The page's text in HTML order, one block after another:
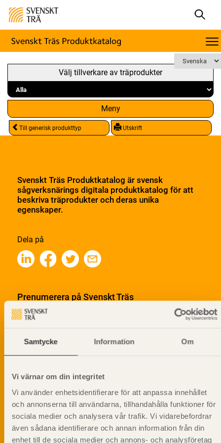
Samtycke Information Om
Vi värnar om din integritet
Vi använder enhetsidentifierare för att anpassa innehållet
och annonserna till användarna, tillhandahålla funktioner för
sociala medier och analysera vår trafik. Vi vidarebefordrar
även sådana identifierare och annan information från din
enhet till de sociala medier och annons- och analysföretag
Välj tillverkare av träprodukter
Meny
Till generisk produkttyp Utskrift
Svenskt Träs Produktkatalog är svensk
sågverksnärings digitala produktkatalog för att
beskriva träprodukter och deras unika
egenskaper.
Dela på
Prenumerera på Svenskt Träs
informationsutskick!